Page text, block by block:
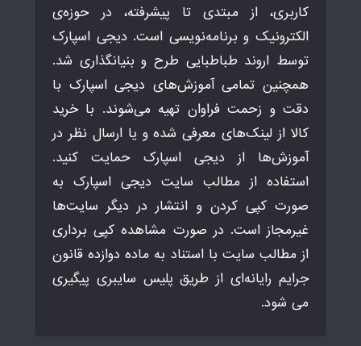
کاربری، از مبتدی تا پیشرفته، در حوزه‌ی
الکترونیک و برنامه‌نویسی است. دیجی اسپارک
توسط اروند طباطبایی طرح و بنیانگذاری شد.
همچنین تمامی آموزش‌های دیجی اسپارک با
دقت و زحمت فراوان تهیه می‌شوند. با خرید
کالا از لینک‌های معرفی شده و یا ارسال نظر در
آموزش‌ها از دیجی اسپارک حمایت کنید.
استفاده از مطالب سایت دیجی اسپارک به
صورت کپی کردن و انتشار در دیگر سایت‌ها
غیرمجاز است. در صورت مشاهده کپی برداری
از مطالب سایت با استناد به ماده دوازده قانون
جرایم رایانه‌ای از طریق پلیس سایبری پیگیری
می شود.